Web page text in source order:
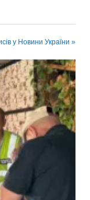
у Новини України »